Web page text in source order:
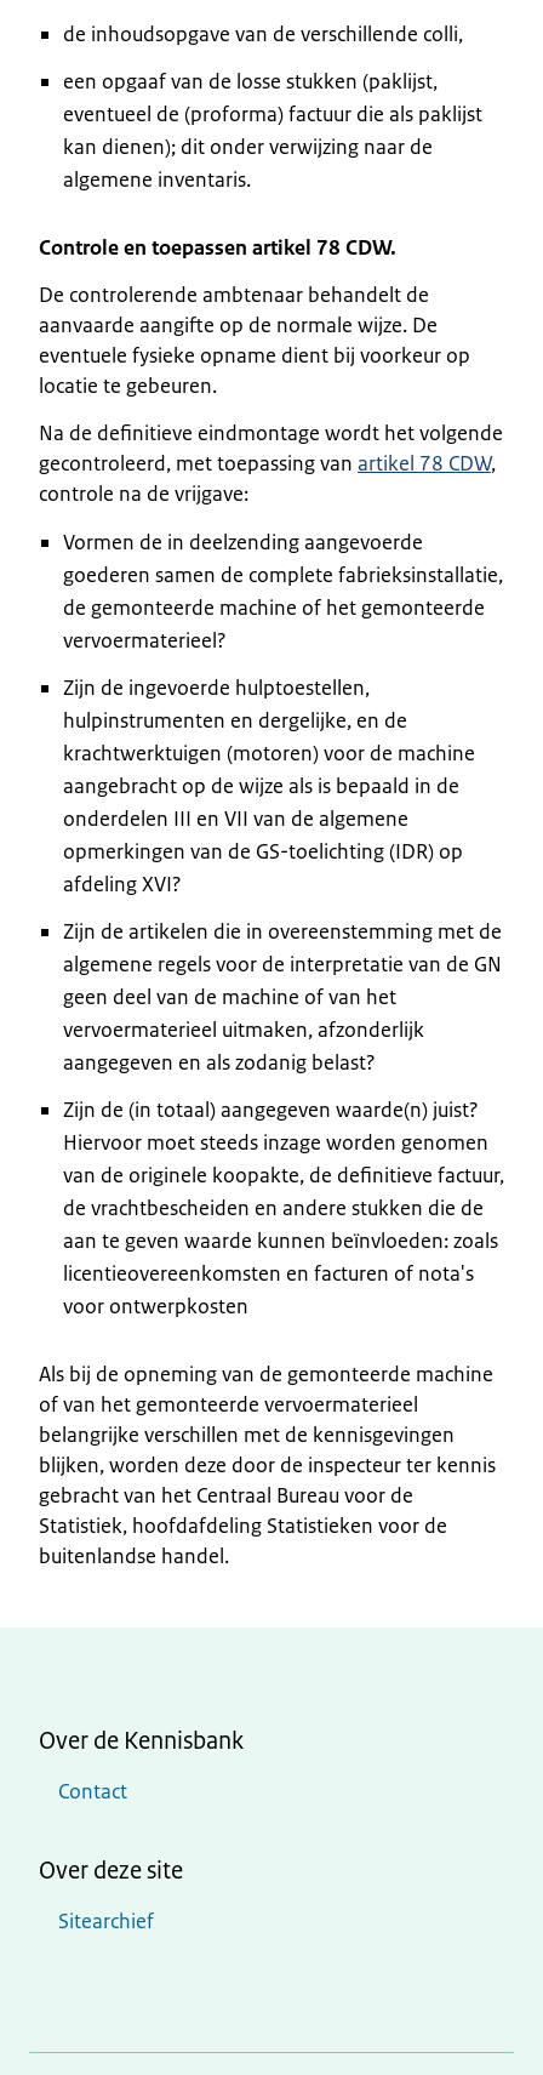
de inhoudsopgave van de verschillende colli,
een opgaaf van de losse stukken (paklijst,
eventueel de (proforma) factuur die als paklijst
kan dienen); dit onder verwijzing naar de
algemene inventaris.
Controle en toepassen artikel 78 CDW.
De controlerende ambtenaar behandelt de
aanvaarde aangifte op de normale wijze. De
eventuele fysieke opname dient bij voorkeur op
locatie te gebeuren.
Na de definitieve eindmontage wordt het volgende
gecontroleerd, met toepassing van artikel 78 CDW,
controle na de vrijgave:
Vormen de in deelzending aangevoerde
goederen samen de complete fabrieksinstallatie,
de gemonteerde machine of het gemonteerde
vervoermaterieel?
Zijn de ingevoerde hulptoestellen,
hulpinstrumenten en dergelijke, en de
krachtwerktuigen (motoren) voor de machine
aangebracht op de wijze als is bepaald in de
onderdelen III en VII van de algemene
opmerkingen van de GS-toelichting (IDR) op
afdeling XVI?
Zijn de artikelen die in overeenstemming met de
algemene regels voor de interpretatie van de GN
geen deel van de machine of van het
vervoermaterieel uitmaken, afzonderlijk
aangegeven en als zodanig belast?
Zijn de (in totaal) aangegeven waarde(n) juist?
Hiervoor moet steeds inzage worden genomen
van de originele koopakte, de definitieve factuur,
de vrachtbescheiden en andere stukken die de
aan te geven waarde kunnen beïnvloeden: zoals
licentieovereenkomsten en facturen of nota's
voor ontwerpkosten
Als bij de opneming van de gemonteerde machine
of van het gemonteerde vervoermaterieel
belangrijke verschillen met de kennisgevingen
blijken, worden deze door de inspecteur ter kennis
gebracht van het Centraal Bureau voor de
Statistiek, hoofdafdeling Statistieken voor de
buitenlandse handel.
Over de Kennisbank
Contact
Over deze site
Sitearchief